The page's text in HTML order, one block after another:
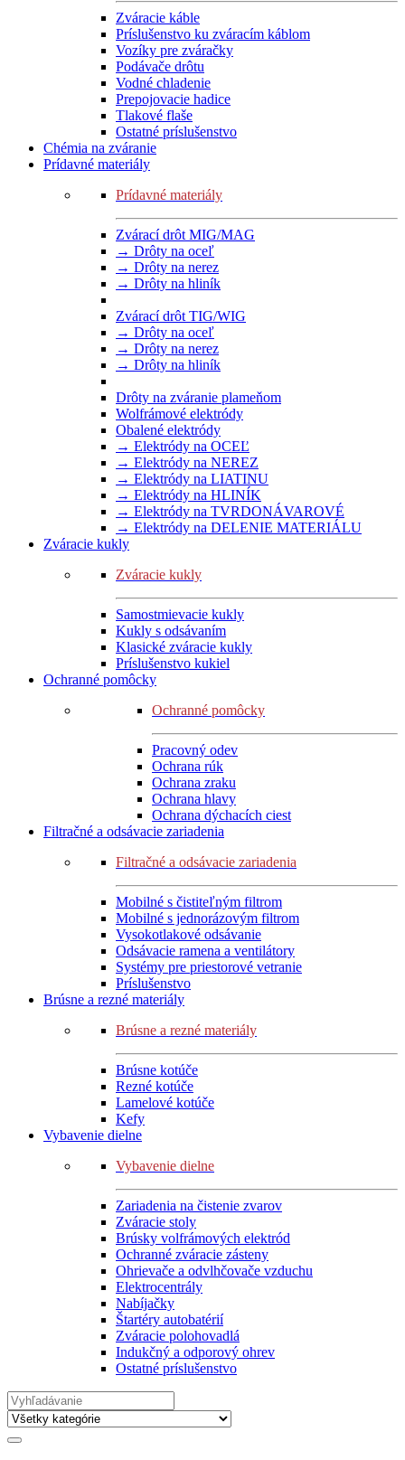
Zváracie káble
Príslušenstvo ku zváracím káblom
Vozíky pre zváračky
Podávače drôtu
Vodné chladenie
Prepojovacie hadice
Tlakové flaše
Ostatné príslušenstvo
Chémia na zváranie
Prídavné materiály
Prídavné materiály
Zvárací drôt MIG/MAG
→ Drôty na oceľ
→ Drôty na nerez
→ Drôty na hliník
Zvárací drôt TIG/WIG
→ Drôty na oceľ
→ Drôty na nerez
→ Drôty na hliník
Drôty na zváranie plameňom
Wolfrámové elektródy
Obalené elektródy
→ Elektródy na OCEĽ
→ Elektródy na NEREZ
→ Elektródy na LIATINU
→ Elektródy na HLINÍK
→ Elektródy na TVRDONÁVAROVÉ
→ Elektródy na DELENIE MATERIÁLU
Zváracie kukly
Zváracie kukly
Samostmievacie kukly
Kukly s odsávaním
Klasické zváracie kukly
Príslušenstvo kukiel
Ochranné pomôcky
Ochranné pomôcky
Pracovný odev
Ochrana rúk
Ochrana zraku
Ochrana hlavy
Ochrana dýchacích ciest
Filtračné a odsávacie zariadenia
Filtračné a odsávacie zariadenia
Mobilné s čistiteľným filtrom
Mobilné s jednorázovým filtrom
Vysokotlakové odsávanie
Odsávacie ramena a ventilátory
Systémy pre priestorové vetranie
Príslušenstvo
Brúsne a rezné materiály
Brúsne a rezné materiály
Brúsne kotúče
Rezné kotúče
Lamelové kotúče
Kefy
Vybavenie dielne
Vybavenie dielne
Zariadenia na čistenie zvarov
Zváracie stoly
Brúsky volfrámových elektród
Ochranné zváracie zásteny
Ohrievače a odvlhčovače vzduchu
Elektrocentrály
Nabíjačky
Štartéry autobatérií
Zváracie polohovadlá
Indukčný a odporový ohrev
Ostatné príslušenstvo
Search
for: